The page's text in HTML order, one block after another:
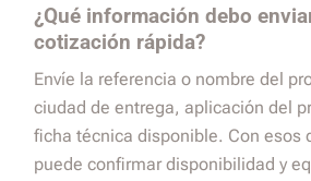
¿Qué información debo
cotización rápida?
Envíe la referencia o nombre del
ciudad de entrega, aplicación del
ficha técnica disponible. Con esos
puede confirmar disponibilidad y